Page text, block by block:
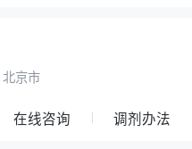
北京市
在线咨询 调剂办法